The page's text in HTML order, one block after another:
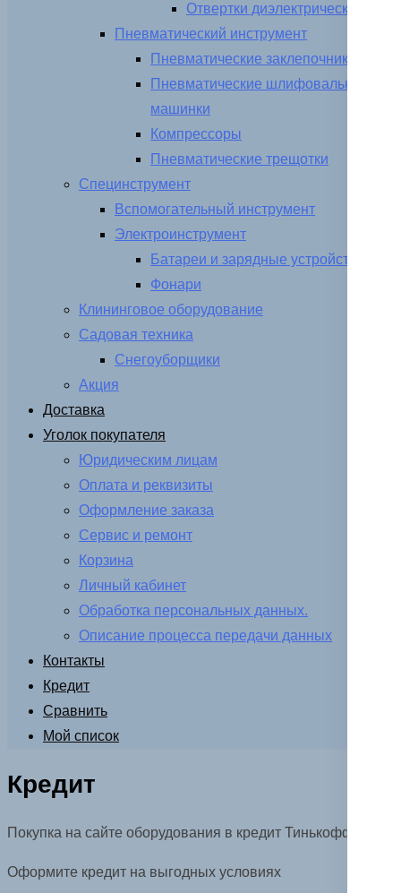
Отвертки диэлектрические
Пневматический инструмент
Пневматические заклепочники
Пневматические шлифовальные
машинки
Компрессоры
Пневматические трещотки
Специнструмент
Вспомогательный инструмент
Электроинструмент
Батареи и зарядные устройства
Фонари
Клининговое оборудование
Садовая техника
Снегоуборщики
Акция
Доставка
Уголок покупателя
Юридическим лицам
Оплата и реквизиты
Оформление заказа
Сервис и ремонт
Корзина
Личный кабинет
Обработка персональных данных.
Описание процесса передачи данных
Контакты
Кредит
Сравнить
Мой список
Кредит
Покупка на сайте оборудования в кредит Тинькофф
Оформите кредит на выгодных условиях